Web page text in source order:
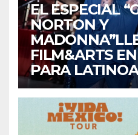
EL ESPECIAL
NORTON Y
FILM&ARTS
PARA